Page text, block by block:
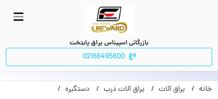
بازرگانی اسپیناس یراق پایتخت
02166495600
خانه یراق آلات یراق آلات درب
دستگیره